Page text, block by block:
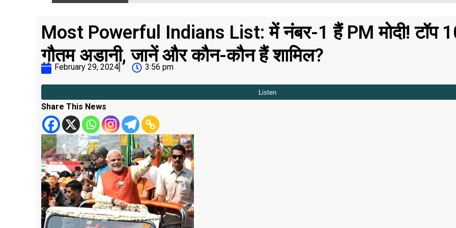
Most Powerful Indians List: में नंबर-1 हैं PM मोदी! टॉप
गौतम अडानी, जानें और कौन-कौन हैं शामिल?
February 29, 2024 3:56 pm
Share This News